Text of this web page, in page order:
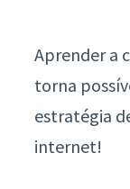
Aprender a
torna
estratégia
internet!